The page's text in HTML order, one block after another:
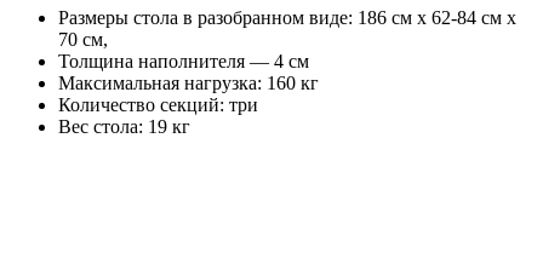
Размеры стола в разобранном виде: 186 см х 62-84 см х
70 см,
Толщина наполнителя — 4 см
Максимальная нагрузка: 160 кг
Количество секций: три
Вес стола: 19 кг